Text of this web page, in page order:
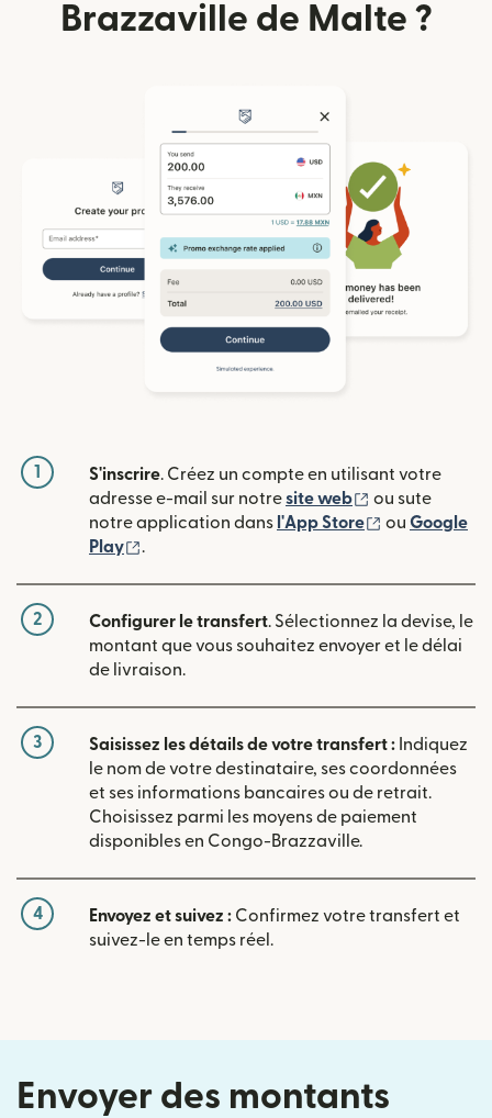
Brazzaville de Malte ?
1 S'inscrire. Créez un compte en utilisant votre
adresse e-mail sur notresite web (s'ouvre dans
ou sute
notre application dans l'App Store (s'ouvre
ou Google
Play
.
2 Configurer le transfert. Sélectionnez la devise, le
montant que vous souhaitez envoyer et le délai
de livraison.
3 Saisissez les détails de votre transfert : Indiquez
le nom de votre destinataire, ses coordonnées
et ses informations bancaires ou de retrait.
Choisissez parmi les moyens de paiement
disponibles en Congo-Brazzaville.
4 Envoyez et suivez : Confirmez votre transfert et
suivez-le en temps réel.
Envoyer des montants